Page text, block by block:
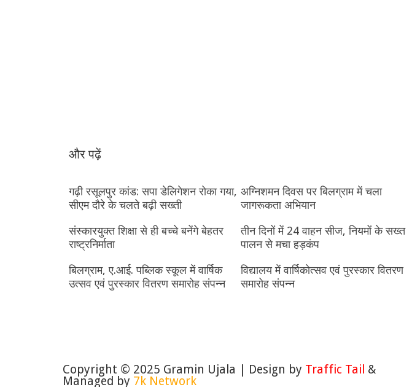
और पढ़ें
गढ़ी रसूलपुर कांड: सपा डेलिगेशन रोका गया,
सीएम दौरे के चलते बढ़ी सख्ती
अग्निशमन दिवस पर बिलग्राम में चला
जागरूकता अभियान
संस्कारयुक्त शिक्षा से ही बच्चे बनेंगे बेहतर
राष्ट्रनिर्माता
तीन दिनों में 24 वाहन सीज, नियमों के सख्त
पालन से मचा हड़कंप
बिलग्राम, ए.आई. पब्लिक स्कूल में वार्षिक
उत्सव एवं पुरस्कार वितरण समारोह संपन्न
विद्यालय में वार्षिकोत्सव एवं पुरस्कार वितरण
समारोह संपन्न
Copyright © 2025 Gramin Ujala | Design by Traffic Tail &
Managed by 7k Network